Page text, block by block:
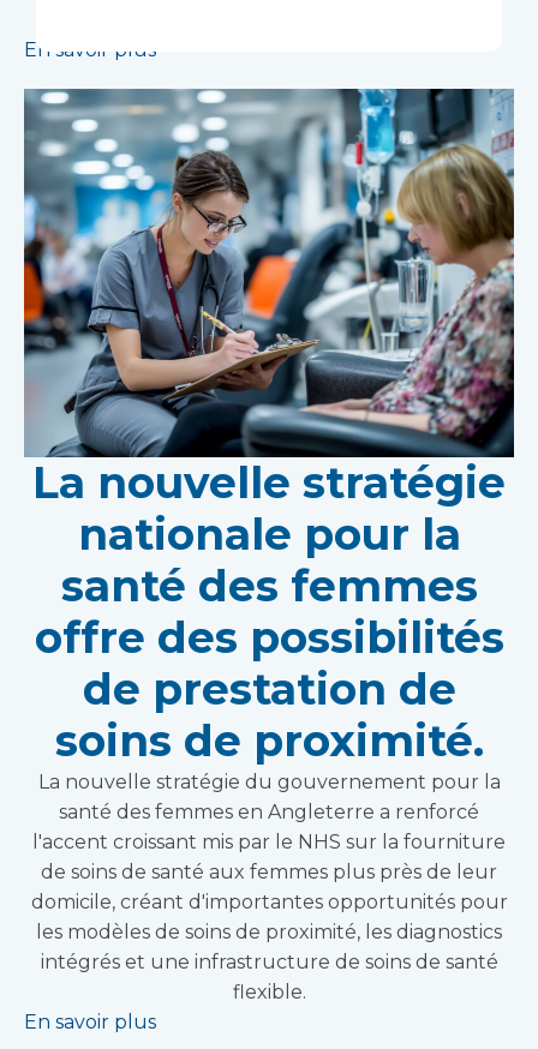
En savoir plus
La nouvelle stratégie
nationale pour la
santé des femmes
offre des possibilités
de prestation de
soins de proximité.
La nouvelle stratégie du gouvernement pour la
santé des femmes en Angleterre a renforcé
l'accent croissant mis par le NHS sur la fourniture
de soins de santé aux femmes plus près de leur
domicile, créant d'importantes opportunités pour
les modèles de soins de proximité, les diagnostics
intégrés et une infrastructure de soins de santé
flexible.
En savoir plus